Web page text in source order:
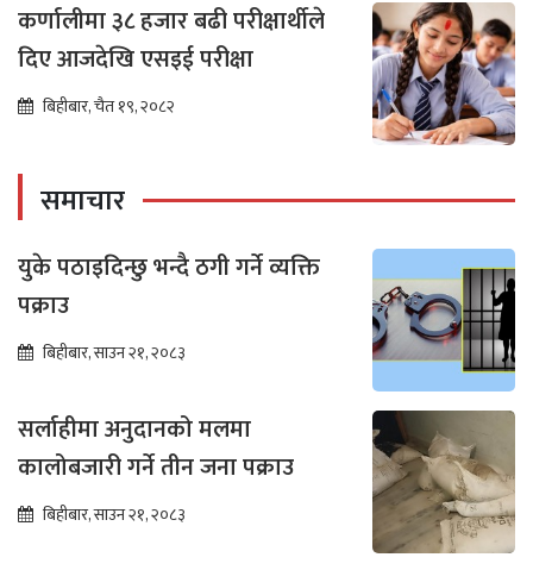
कर्णालीमा ३८ हजार बढी परीक्षार्थीले
दिए आजदेखि एसइई परीक्षा
बिहीबार, चैत १९, २०८२
समाचार
युके पठाइदिन्छु भन्दै ठगी गर्ने व्यक्ति
पक्राउ
बिहीबार, साउन २१, २०८३
सर्लाहीमा अनुदानको मलमा
कालोबजारी गर्ने तीन जना पक्राउ
बिहीबार, साउन २१, २०८३